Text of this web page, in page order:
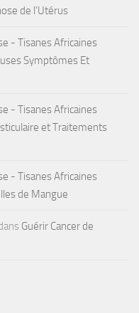
de l’Utérus
- Tisanes Africaines
Symptômes Et
- Tisanes Africaines
et Traitements
- Tisanes Africaines
de Mangue
Guérir Cancer de